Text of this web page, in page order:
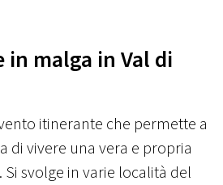
in malga in Val di
itinerante che permette a
di vivere una vera e propria
. Si svolge in varie località del